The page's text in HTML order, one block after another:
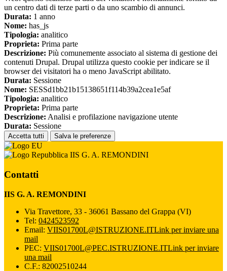
un centro dati di terze parti o da uno scambio di annunci.
Durata: 1 anno
Nome: has_js
Tipologia: analitico
Proprieta: Prima parte
Descrizione: Più comunemente associato al sistema di gestione dei
contenuti Drupal. Drupal utilizza questo cookie per indicare se il
browser dei visitatori ha o meno JavaScript abilitato.
Durata: Sessione
Nome: SESSd1bb21b15138651f114b39a2cea1e5af
Tipologia: analitico
Proprieta: Prima parte
Descrizione: Analisi e profilazione navigazione utente
Durata: Sessione
Accetta tutti Salva le preferenze
IIS G. A. REMONDINI
Contatti
IIS G. A. REMONDINI
Via Travettore, 33 - 36061 Bassano del Grappa (VI)
Tel: 0424523592
Email: VIIS01700L@ISTRUZIONE.ITLink per inviare una
mail
PEC: VIIS01700L@PEC.ISTRUZIONE.ITLink per inviare
una mail
C.F.: 82002510244